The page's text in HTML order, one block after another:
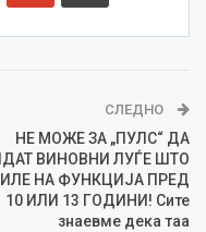
СЛЕДНО
НЕ МОЖЕ ЗА „ПУЛС“ ДА
ВИНОВНИ ЛУЃЕ ШТО
НА ФУНКЦИЈА ПРЕД
10 ИЛИ 13 ГОДИНИ! Сите
знаевме дека таа